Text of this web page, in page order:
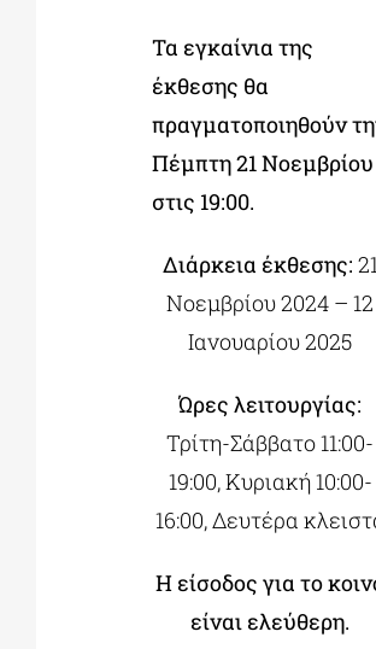
Τα εγκαίνια της
έκθεσης θα
πραγματοποιηθούν
Πέμπτη 21 Νοεμβρίου
στις 19:00.
Διάρκεια έκθεσης:
Νοεμβρίου 2024 – 12
Ιανουαρίου 2025
Ώρες λειτουργίας:
Τρίτη-Σάββατο 11:00-
19:00, Κυριακή 10:00-
16:00, Δευτέρα
Η είσοδος για το
είναι ελεύθερη.